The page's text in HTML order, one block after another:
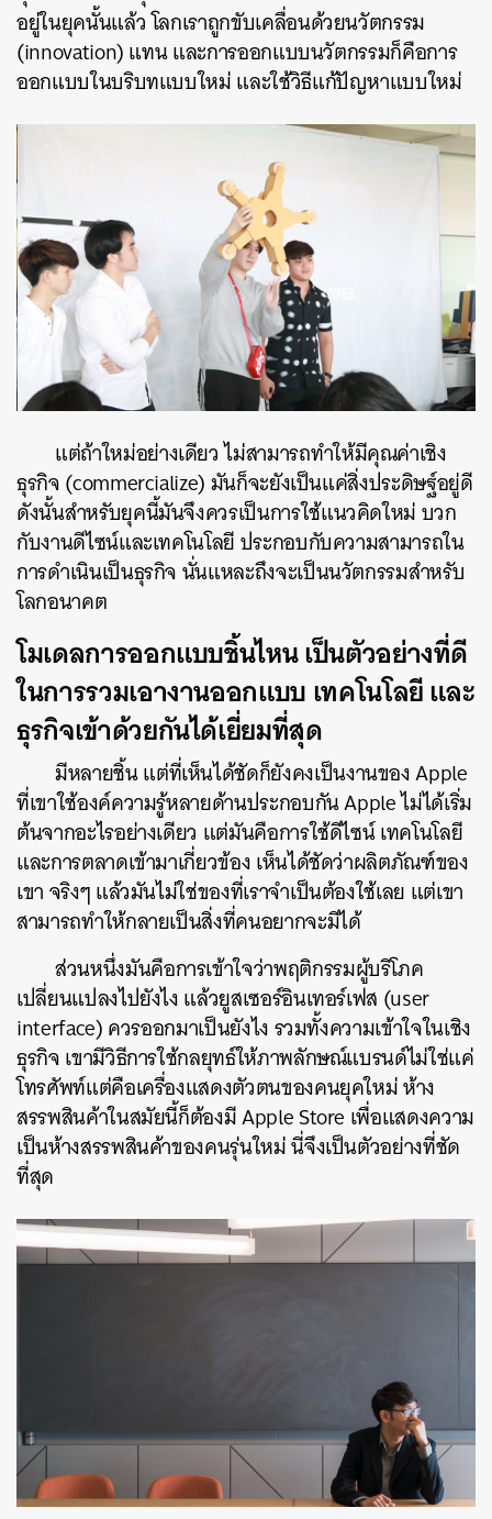
อยู่ในยุคนั้นแล้ว โลกเราถูกขับเคลื่อนด้วยนวัตกรรม
(innovation) แทน และการออกแบบนวัตกรรมก็คือการ
ออกแบบในบริบทแบบใหม่ และใช้วิธีแก้ปัญหาแบบใหม่
แต่ถ้าใหม่อย่างเดียว ไม่สามารถทำให้มีคุณค่าเชิง
ธุรกิจ (commercialize) มันก็จะยังเป็นแค่สิ่งประดิษฐ์อยู่ดี
ดังนั้นสำหรับยุคนี้มันจึงควรเป็นการใช้แนวคิดใหม่ บวก
กับงานดีไซน์และเทคโนโลยี ประกอบกับความสามารถใน
การดำเนินเป็นธุรกิจ นั่นแหละถึงจะเป็นนวัตกรรมสำหรับ
โลกอนาคต
โมเดลการออกแบบชิ้นไหน เป็นตัวอย่างที่ดี
ในการรวมเอางานออกแบบ เทคโนโลยี และ
ธุรกิจเข้าด้วยกันได้เยี่ยมที่สุด
มีหลายชิ้น แต่ที่เห็นได้ชัดก็ยังคงเป็นงานของ Apple
ที่เขาใช้องค์ความรู้หลายด้านประกอบกัน Apple ไม่ได้เริ่ม
ต้นจากอะไรอย่างเดียว แต่มันคือการใช้ดีไซน์ เทคโนโลยี
และการตลาดเข้ามาเกี่ยวข้อง เห็นได้ชัดว่าผลิตภัณฑ์ของ
เขา จริงๆ แล้วมันไม่ใช่ของที่เราจำเป็นต้องใช้เลย แต่เขา
สามารถทำให้กลายเป็นสิ่งที่คนอยากจะมีได้
ส่วนหนึ่งมันคือการเข้าใจว่าพฤติกรรมผู้บริโภค
เปลี่ยนแปลงไปยังไง แล้วยูสเซอร์อินเทอร์เฟส (user
interface) ควรออกมาเป็นยังไง รวมทั้งความเข้าใจในเชิง
ธุรกิจ เขามีวิธีการใช้กลยุทธ์ให้ภาพลักษณ์แบรนด์ไม่ใช่แค่
โทรศัพท์แต่คือเครื่องแสดงตัวตนของคนยุคใหม่ ห้าง
สรรพสินค้าในสมัยนี้ก็ต้องมี Apple Store เพื่อแสดงความ
เป็นห้างสรรพสินค้าของคนรุ่นใหม่ นี่จึงเป็นตัวอย่างที่ชัด
ที่สุด